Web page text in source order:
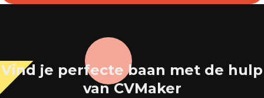
Vind je perfecte baan met de hulp
van CVMaker